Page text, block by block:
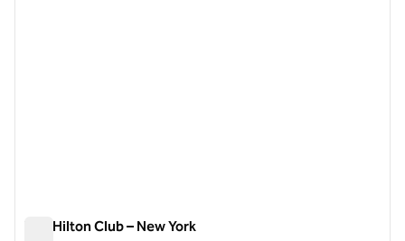
The Hilton Club – New York